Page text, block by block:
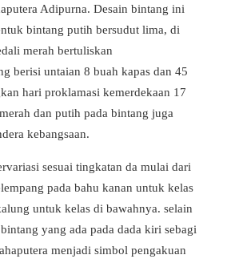
Adipurna. Desain bintang ini
bintang putih bersudut lima, di
merah bertuliskan
berisi untaian 8 buah kapas dan 45
hari proklamasi kemerdekaan 17
dan putih pada bintang juga
kebangsaan.
sesuai tingkatan da mulai dari
pada bahu kanan untuk kelas
untuk kelas di bawahnya. selain
yang ada pada dada kiri sebagi
menjadi simbol pengakuan